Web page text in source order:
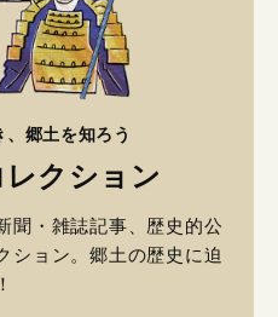
郷土を知ろう
クション
聞・雑誌記事、歴史的公
ション。郷土の歴史に迫